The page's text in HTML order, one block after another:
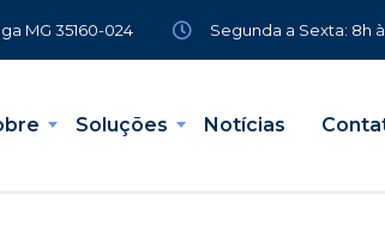
MG 35160-024 Segunda a Sexta: 8h
Soluções Notícias